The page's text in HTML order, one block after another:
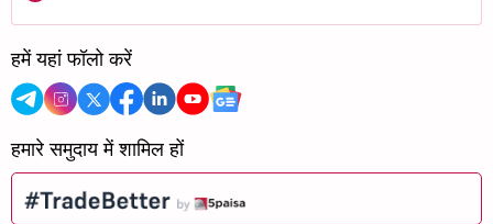
हमें यहां फॉलो करें
हमारे समुदाय में शामिल हों